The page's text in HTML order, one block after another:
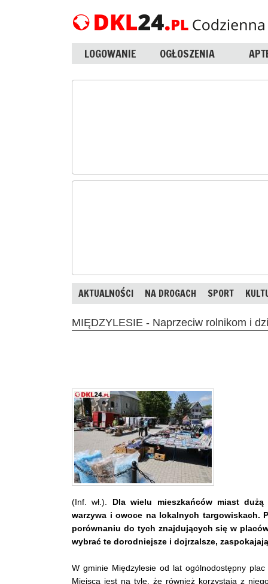
LOGOWANIE OGŁOSZENIA
AKTUALNOŚCI NA DROGACH SPORT
MIĘDZYLESIE - Naprzeciw rolnikom i
(Inf. wł.). Dla wielu mieszkańców miast
warzywa i owoce na lokalnych targowiskach.
porównaniu do tych znajdujących się w
wybrać te dorodniejsze i dojrzalsze,
W gminie Międzylesie od lat ogólnodostępny
Miejsca jest na tyle, że również korzystają z